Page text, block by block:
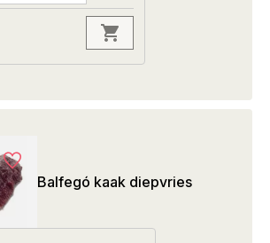
Balfegó kaak diepvries